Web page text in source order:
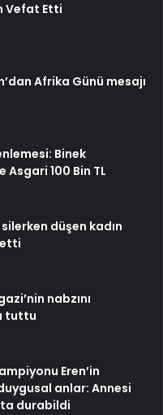
Vefat Etti
Afrika Günü mesajı
Binek
100 Bin TL
düşen kadın
nabzını
tuttu
Eren’in
anlar: Annesi
durabildi